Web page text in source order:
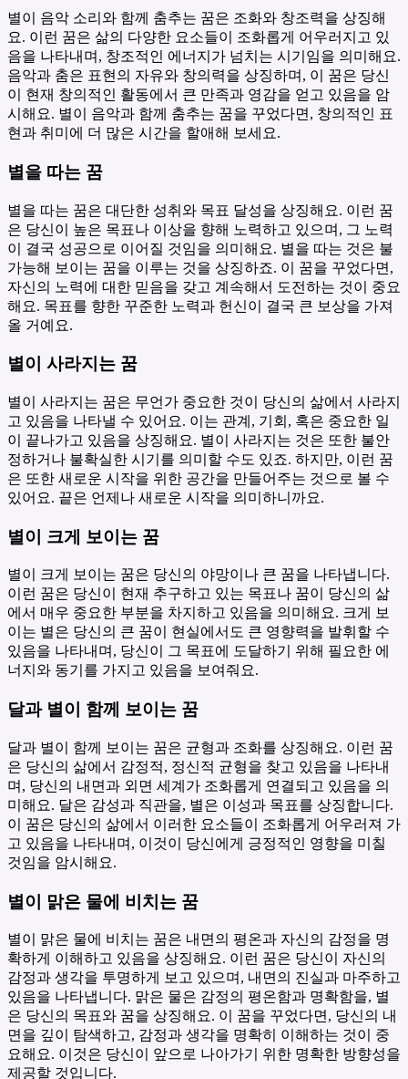
별이 음악 소리와 함께 춤추는 꿈은 조화와 창조력을 상징해
요. 이런 꿈은 삶의 다양한 요소들이 조화롭게 어우러지고 있
음을 나타내며, 창조적인 에너지가 넘치는 시기임을 의미해요.
음악과 춤은 표현의 자유와 창의력을 상징하며, 이 꿈은 당신
이 현재 창의적인 활동에서 큰 만족과 영감을 얻고 있음을 암
시해요. 별이 음악과 함께 춤추는 꿈을 꾸었다면, 창의적인 표
현과 취미에 더 많은 시간을 할애해 보세요.
별을 따는 꿈
별을 따는 꿈은 대단한 성취와 목표 달성을 상징해요. 이런 꿈
은 당신이 높은 목표나 이상을 향해 노력하고 있으며, 그 노력
이 결국 성공으로 이어질 것임을 의미해요. 별을 따는 것은 불
가능해 보이는 꿈을 이루는 것을 상징하죠. 이 꿈을 꾸었다면,
자신의 노력에 대한 믿음을 갖고 계속해서 도전하는 것이 중요
해요. 목표를 향한 꾸준한 노력과 헌신이 결국 큰 보상을 가져
올 거예요.
별이 사라지는 꿈
별이 사라지는 꿈은 무언가 중요한 것이 당신의 삶에서 사라지
고 있음을 나타낼 수 있어요. 이는 관계, 기회, 혹은 중요한 일
이 끝나가고 있음을 상징해요. 별이 사라지는 것은 또한 불안
정하거나 불확실한 시기를 의미할 수도 있죠. 하지만, 이런 꿈
은 또한 새로운 시작을 위한 공간을 만들어주는 것으로 볼 수
있어요. 끝은 언제나 새로운 시작을 의미하니까요.
별이 크게 보이는 꿈
별이 크게 보이는 꿈은 당신의 야망이나 큰 꿈을 나타냅니다.
이런 꿈은 당신이 현재 추구하고 있는 목표나 꿈이 당신의 삶
에서 매우 중요한 부분을 차지하고 있음을 의미해요. 크게 보
이는 별은 당신의 큰 꿈이 현실에서도 큰 영향력을 발휘할 수
있음을 나타내며, 당신이 그 목표에 도달하기 위해 필요한 에
너지와 동기를 가지고 있음을 보여줘요.
달과 별이 함께 보이는 꿈
달과 별이 함께 보이는 꿈은 균형과 조화를 상징해요. 이런 꿈
은 당신의 삶에서 감정적, 정신적 균형을 찾고 있음을 나타내
며, 당신의 내면과 외면 세계가 조화롭게 연결되고 있음을 의
미해요. 달은 감성과 직관을, 별은 이성과 목표를 상징합니다.
이 꿈은 당신의 삶에서 이러한 요소들이 조화롭게 어우러져 가
고 있음을 나타내며, 이것이 당신에게 긍정적인 영향을 미칠
것임을 암시해요.
별이 맑은 물에 비치는 꿈
별이 맑은 물에 비치는 꿈은 내면의 평온과 자신의 감정을 명
확하게 이해하고 있음을 상징해요. 이런 꿈은 당신이 자신의
감정과 생각을 투명하게 보고 있으며, 내면의 진실과 마주하고
있음을 나타냅니다. 맑은 물은 감정의 평온함과 명확함을, 별
은 당신의 목표와 꿈을 상징해요. 이 꿈을 꾸었다면, 당신의 내
면을 깊이 탐색하고, 감정과 생각을 명확히 이해하는 것이 중
요해요. 이것은 당신이 앞으로 나아가기 위한 명확한 방향성을
제공할 것입니다.